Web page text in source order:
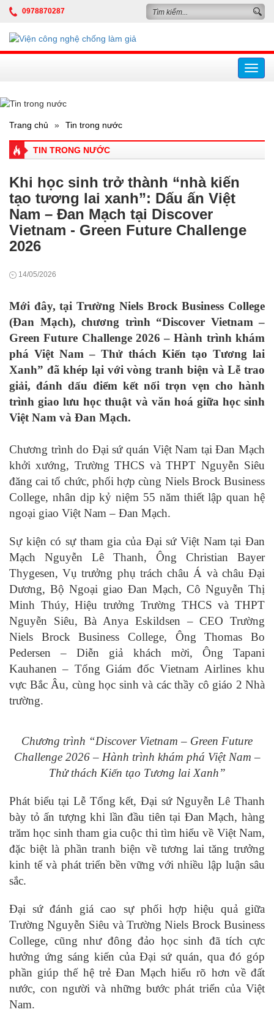
0978870287
Trang chủ » Tin trong nước
TIN TRONG NƯỚC
Khi học sinh trở thành “nhà kiến
tạo tương lai xanh”: Dấu ấn Việt
Nam – Đan Mạch tại Discover
Vietnam - Green Future Challenge
2026
14/05/2026
Mới đây, tại Trường Niels Brock Business College
(Đan Mạch), chương trình “Discover Vietnam –
Green Future Challenge 2026 – Hành trình khám
phá Việt Nam – Thử thách Kiến tạo Tương lai
Xanh” đã khép lại với vòng tranh biện và Lễ trao
giải, đánh dấu điểm kết nối trọn vẹn cho hành
trình giao lưu học thuật và văn hoá giữa học sinh
Việt Nam và Đan Mạch.
Chương trình do Đại sứ quán Việt Nam tại Đan Mạch
khởi xướng, Trường THCS và THPT Nguyễn Siêu
đăng cai tổ chức, phối hợp cùng Niels Brock Business
College, nhân dịp kỷ niệm 55 năm thiết lập quan hệ
ngoại giao Việt Nam – Đan Mạch.
Sự kiện có sự tham gia của Đại sứ Việt Nam tại Đan
Mạch Nguyễn Lê Thanh, Ông Christian Bayer
Thygesen, Vụ trưởng phụ trách châu Á và châu Đại
Dương, Bộ Ngoại giao Đan Mạch, Cô Nguyễn Thị
Minh Thúy, Hiệu trưởng Trường THCS và THPT
Nguyễn Siêu, Bà Anya Eskildsen – CEO Trường
Niels Brock Business College, Ông Thomas Bo
Pedersen – Diễn giả khách mời, Ông Tapani
Kauhanen – Tổng Giám đốc Vietnam Airlines khu
vực Bắc Âu, cùng học sinh và các thầy cô giáo 2 Nhà
trường.
Chương trình “Discover Vietnam – Green Future
Challenge 2026 – Hành trình khám phá Việt Nam –
Thử thách Kiến tạo Tương lai Xanh”
Phát biểu tại Lễ Tổng kết, Đại sứ Nguyễn Lê Thanh
bày tỏ ấn tượng khi lần đầu tiên tại Đan Mạch, hàng
trăm học sinh tham gia cuộc thi tìm hiểu về Việt Nam,
đặc biệt là phần tranh biện về tương lai tăng trưởng
kinh tế và phát triển bền vững với nhiều lập luận sâu
sắc.
Đại sứ đánh giá cao sự phối hợp hiệu quả giữa
Trường Nguyễn Siêu và Trường Niels Brock Business
College, cũng như đông đảo học sinh đã tích cực
hưởng ứng sáng kiến của Đại sứ quán, qua đó góp
phần giúp thế hệ trẻ Đan Mạch hiểu rõ hơn về đất
nước, con người và những bước phát triển của Việt
Nam.